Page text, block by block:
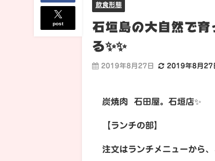
post
飲食形態
石垣島の大自然で
る✨✨
2019年8月27日 2019年8月27
炭焼肉 石田屋。石垣店✨
【ランチの部】
注文はランチメニューから